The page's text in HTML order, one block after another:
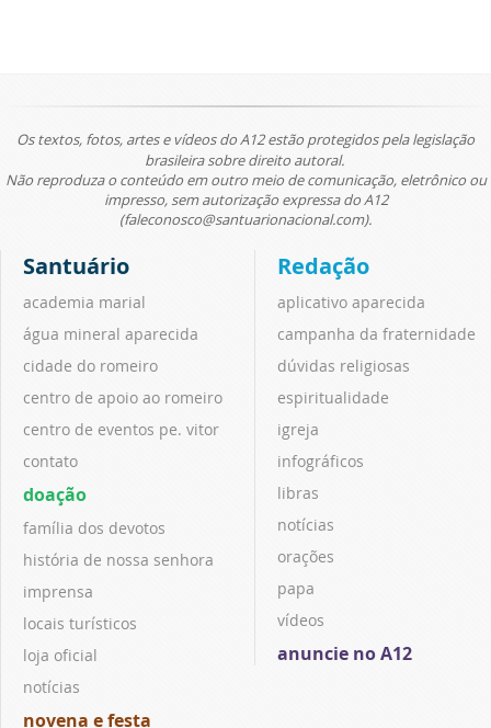
Os textos, fotos, artes e vídeos do A12 estão protegidos pela legislação
brasileira sobre direito autoral.
Não reproduza o conteúdo em outro meio de comunicação, eletrônico ou
impresso, sem autorização expressa do A12
(faleconosco@santuarionacional.com).
Santuário
academia marial
água mineral aparecida
cidade do romeiro
centro de apoio ao romeiro
centro de eventos pe. vitor
contato
doação
família dos devotos
história de nossa senhora
imprensa
locais turísticos
loja oficial
notícias
novena e festa
Redação
aplicativo aparecida
campanha da fraternidade
dúvidas religiosas
espiritualidade
igreja
infográficos
libras
notícias
orações
papa
vídeos
anuncie no A12